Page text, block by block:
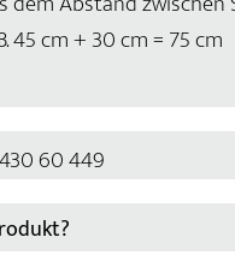
45 cm + 30 cm = 75 cm
60 449